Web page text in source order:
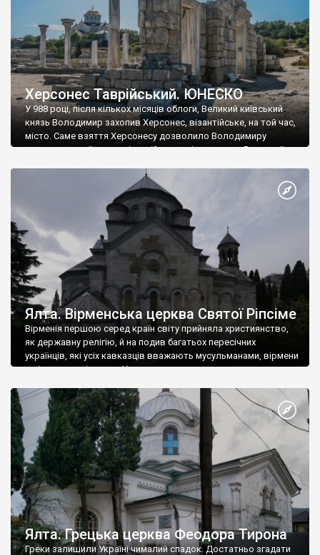
Херсонес Таврійський. ЮНЕСКО
У 988 році, після кількох місяців облоги, Великий київський
князь Володимир захопив Херсонес, візантійське, на той час,
місто. Саме взяття Херсонесу дозволило Володимиру
диктувати свої умови візантійському імператору Василю ІІ, та
Херсонесі Володимир-язичник, став Василем-християнином.
А потім було Хрещення Русі. На честь Херсонесу Таврійського
Ялта. Вірменська церква Святої Ріпсіме
Вірменія першою серед країн світу прийняла християнство,
як державну релігію, й на подив багатьох пересічних
українців, які усіх кавказців вважають мусульманами, вірмени
є відданими вірянами Христа
Ялта. Грецька церква Феодора Тирона
Греки залишили Україні чималий спадок. Достатньо згадати